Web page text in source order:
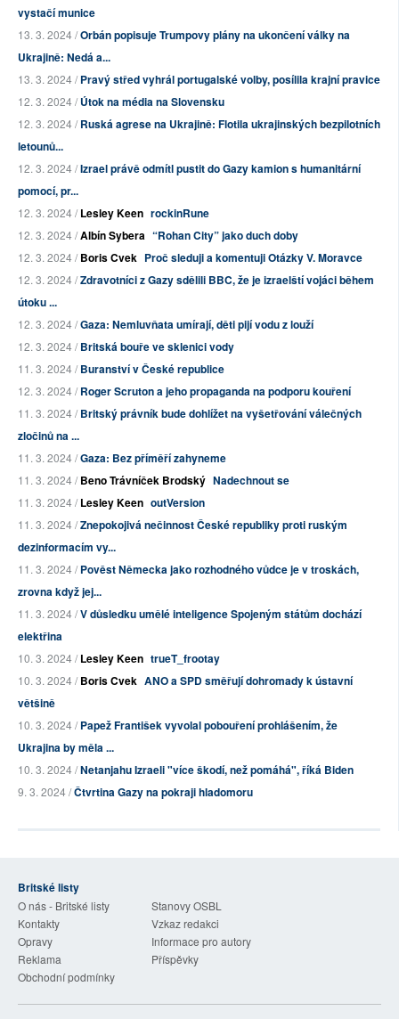
vystačí munice
13. 3. 2024 /Orbán popisuje Trumpovy plány na ukončení války na
Ukrajině: Nedá a...
13. 3. 2024 /Pravý střed vyhrál portugalské volby, posílila krajní pravice
12. 3. 2024 /Útok na média na Slovensku
12. 3. 2024 /Ruská agrese na Ukrajině: Flotila ukrajinských bezpilotních
letounů...
12. 3. 2024 /Izrael právě odmítl pustit do Gazy kamion s humanitární
pomocí, pr...
12. 3. 2024 /Lesley Keen rockinRune
12. 3. 2024 /Albín Sybera “Rohan City” jako duch doby
12. 3. 2024 /Boris Cvek Proč sleduji a komentuji Otázky V. Moravce
12. 3. 2024 /Zdravotníci z Gazy sdělili BBC, že je izraelští vojáci během
útoku ...
12. 3. 2024 /Gaza: Nemluvňata umírají, děti pijí vodu z louží
12. 3. 2024 /Britská bouře ve sklenici vody
11. 3. 2024 /Buranství v České republice
12. 3. 2024 /Roger Scruton a jeho propaganda na podporu kouření
11. 3. 2024 /Britský právník bude dohlížet na vyšetřování válečných
zločinů na ...
11. 3. 2024 /Gaza: Bez příměří zahyneme
11. 3. 2024 /Beno Trávníček Brodský Nadechnout se
11. 3. 2024 /Lesley Keen outVersion
11. 3. 2024 /Znepokojivá nečinnost České republiky proti ruským
dezinformacím vy...
11. 3. 2024 /Pověst Německa jako rozhodného vůdce je v troskách,
zrovna když jej...
11. 3. 2024 /V důsledku umělé inteligence Spojeným státům dochází
elektřina
10. 3. 2024 /Lesley Keen trueT_frootay
10. 3. 2024 /Boris Cvek ANO a SPD směřují dohromady k ústavní
většině
10. 3. 2024 /Papež František vyvolal pobouření prohlášením, že
Ukrajina by měla ...
10. 3. 2024 /Netanjahu Izraeli "více škodí, než pomáhá", říká Biden
9. 3. 2024 /Čtvrtina Gazy na pokraji hladomoru
Britské listy
O nás - Britské listy
Stanovy OSBL
Kontakty
Vzkaz redakci
Opravy
Informace pro autory
Reklama
Příspěvky
Obchodní podmínky